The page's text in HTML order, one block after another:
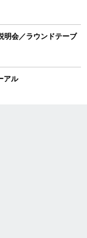
会／ラウンドテーブ
アル